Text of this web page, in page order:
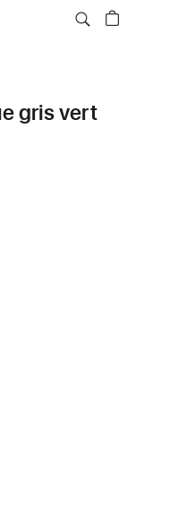
gris vert